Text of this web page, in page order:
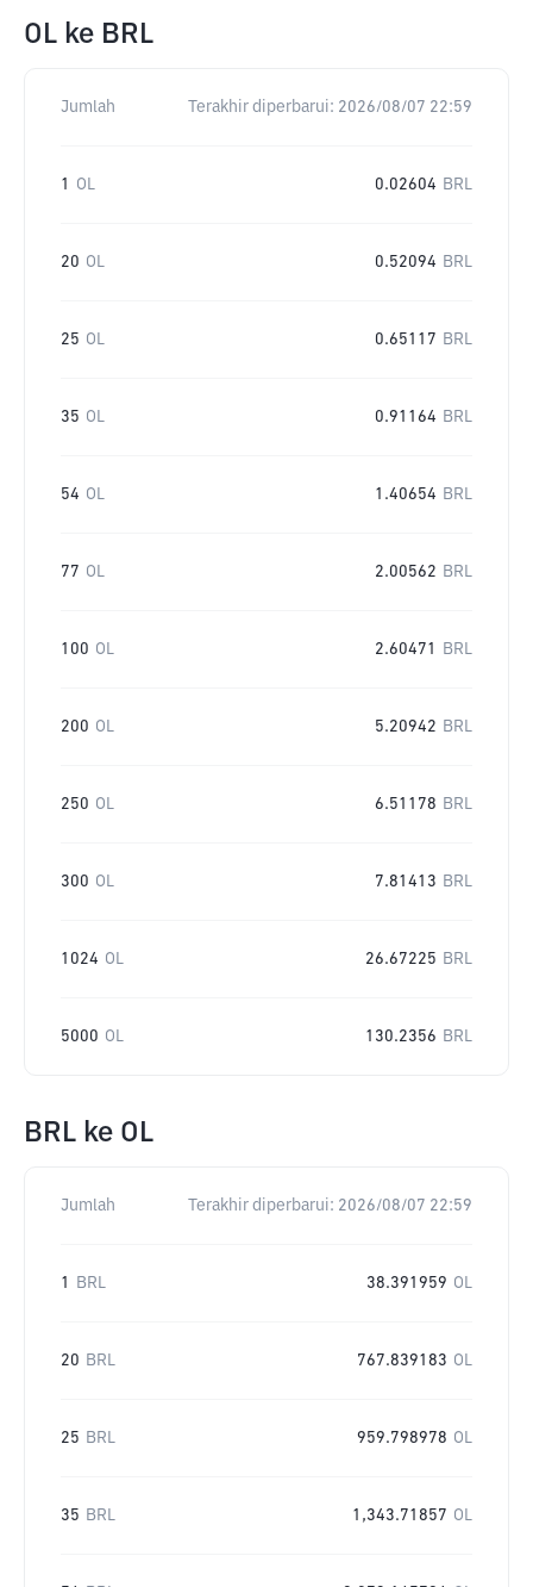
OL ke BRL
Jumlah Terakhir diperbarui: 2026/08/07 22:59
1 OL 0.02604 BRL
20 OL 0.52094 BRL
25 OL 0.65117 BRL
35 OL 0.91164 BRL
54 OL 1.40654 BRL
77 OL 2.00562 BRL
100 OL 2.60471 BRL
200 OL 5.20942 BRL
250 OL 6.51178 BRL
300 OL 7.81413 BRL
1024 OL 26.67225 BRL
5000 OL 130.2356 BRL
BRL ke OL
Jumlah Terakhir diperbarui: 2026/08/07 22:59
1 BRL 38.391959 OL
20 BRL 767.839183 OL
25 BRL 959.798978 OL
35 BRL 1,343.71857 OL